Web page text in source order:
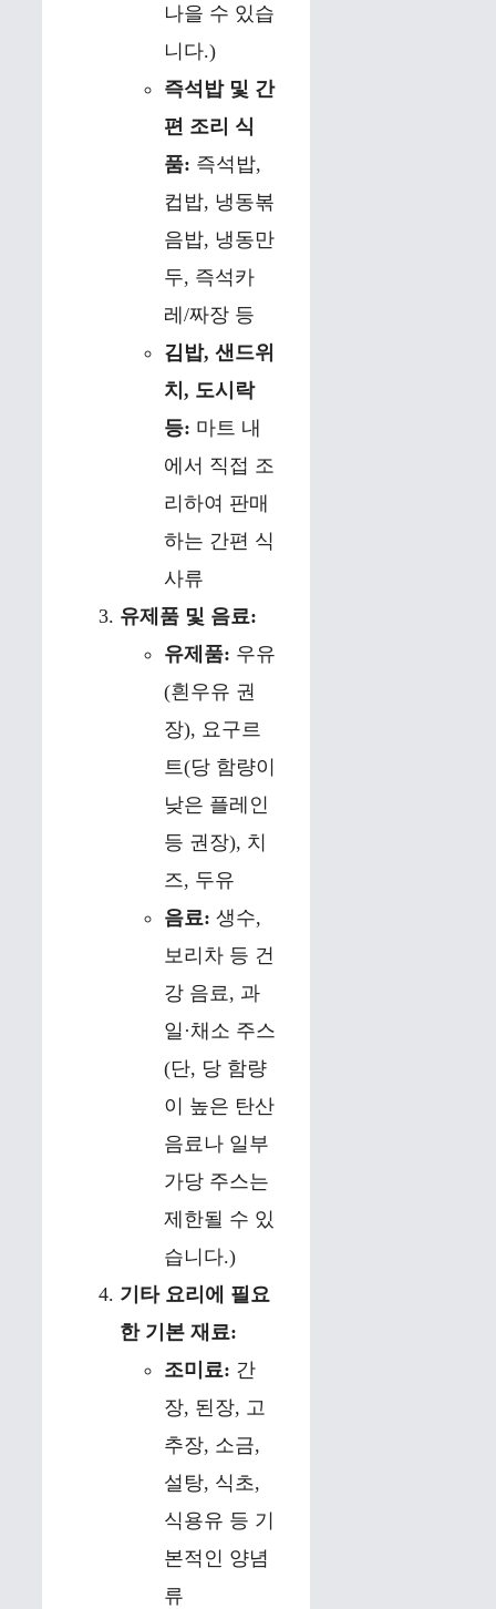
나을 수 있습
니다.)
즉석밥 및 간
편 조리 식
품: 즉석밥,
컵밥, 냉동볶
음밥, 냉동만
두, 즉석카
레/짜장 등
김밥, 샌드위
치, 도시락
등: 마트 내
에서 직접 조
리하여 판매
하는 간편 식
사류
유제품 및 음료:
유제품: 우유
(흰우유 권
장), 요구르
트(당 함량이
낮은 플레인
등 권장), 치
즈, 두유
음료: 생수,
보리차 등 건
강 음료, 과
일·채소 주스
(단, 당 함량
이 높은 탄산
음료나 일부
가당 주스는
제한될 수 있
습니다.)
기타 요리에 필요
한 기본 재료:
조미료: 간
장, 된장, 고
추장, 소금,
설탕, 식초,
식용유 등 기
본적인 양념
류